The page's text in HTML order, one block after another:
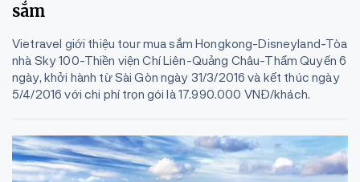
sắm
Vietravel giới thiệu tour mua sắm Hongkong-Disneyland-Tòa
nhà Sky 100-Thiền viện Chí Liên-Quảng Châu-Thẩm Quyến 6
ngày, khởi hành từ Sài Gòn ngày 31/3/2016 và kết thúc ngày
5/4/2016 với chi phí trọn gói là 17.990.000 VNĐ/khách.